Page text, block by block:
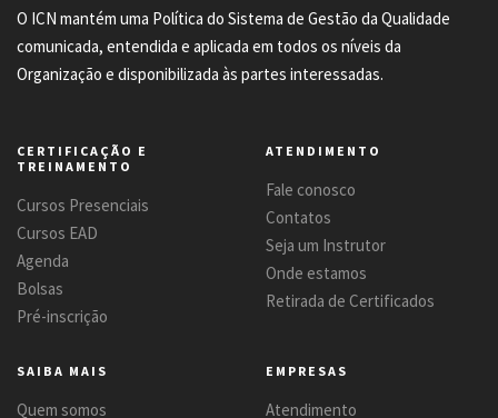
O ICN mantém uma Política do Sistema de Gestão da Qualidade
comunicada, entendida e aplicada em todos os níveis da
Organização e disponibilizada às partes interessadas.
CERTIFICAÇÃO E
TREINAMENTO
Cursos Presenciais
Cursos EAD
Agenda
Bolsas
Pré-inscrição
ATENDIMENTO
Fale conosco
Contatos
Seja um Instrutor
Onde estamos
Retirada de Certificados
SAIBA MAIS
Quem somos
EMPRESAS
Atendimento